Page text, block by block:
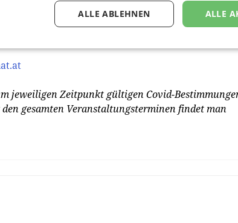
Creative Industries Styria Veranstaltet wird,
im designforum Steiermark am 8. Mai
jeweiligen Zeitpunkt gültigen Covid-
gesamten Veranstaltungsterminen findet man
ALLE
ALLE ABLEHNEN